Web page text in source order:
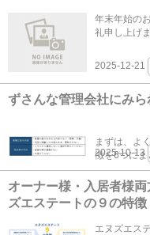
年末年始のお知らせ 平素は格別の
礼申し上げ
2025-12-21
ずさんな管理会社にみ
まずは、よ
徴を6つにま
2025-10-13
オーナー様・入居者様
ズエステートの９の特徴
エヌズエス